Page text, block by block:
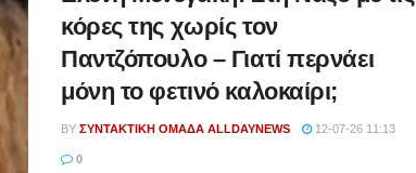
κόρες της χωρίς τον
Παντζόπουλο – Γιατί περνάει
μόνη το φετινό καλοκαίρι;
BY ΣΥΝΤΑΚΤΙΚΉ ΟΜΆΔΑ ALLDAYNEWS 12-07-26 11:13
0